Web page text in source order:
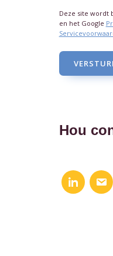
Deze site wordt
en het Google
Hou